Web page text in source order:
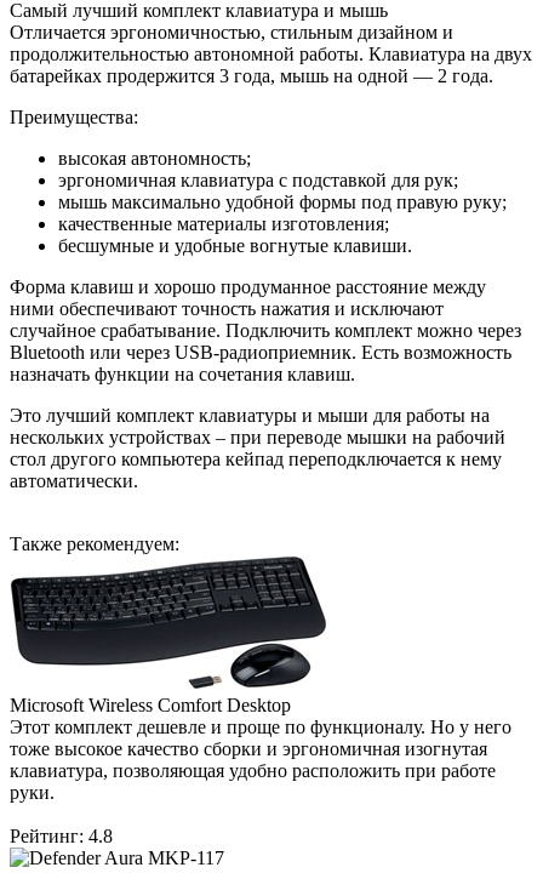
Самый лучший комплект клавиатура и мышь
Отличается эргономичностью, стильным дизайном и
продолжительностью автономной работы. Клавиатура на двух
батарейках продержится 3 года, мышь на одной — 2 года.
Преимущества:
высокая автономность;
эргономичная клавиатура с подставкой для рук;
мышь максимально удобной формы под правую руку;
качественные материалы изготовления;
бесшумные и удобные вогнутые клавиши.
Форма клавиш и хорошо продуманное расстояние между
ними обеспечивают точность нажатия и исключают
случайное срабатывание. Подключить комплект можно через
Bluetooth или через USB-радиоприемник. Есть возможность
назначать функции на сочетания клавиш.
Это лучший комплект клавиатуры и мыши для работы на
нескольких устройствах – при переводе мышки на рабочий
стол другого компьютера кейпад переподключается к нему
автоматически.
Также рекомендуем:
Microsoft Wireless Comfort Desktop
Этот комплект дешевле и проще по функционалу. Но у него
тоже высокое качество сборки и эргономичная изогнутая
клавиатура, позволяющая удобно расположить при работе
руки.
Рейтинг: 4.8